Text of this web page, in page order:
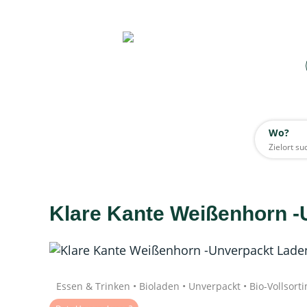
Wo?
Wo?
Daten werden geladen
Klare Kante Weißenhorn
Essen & Trinken • Bioladen • Unverpackt • Bio-